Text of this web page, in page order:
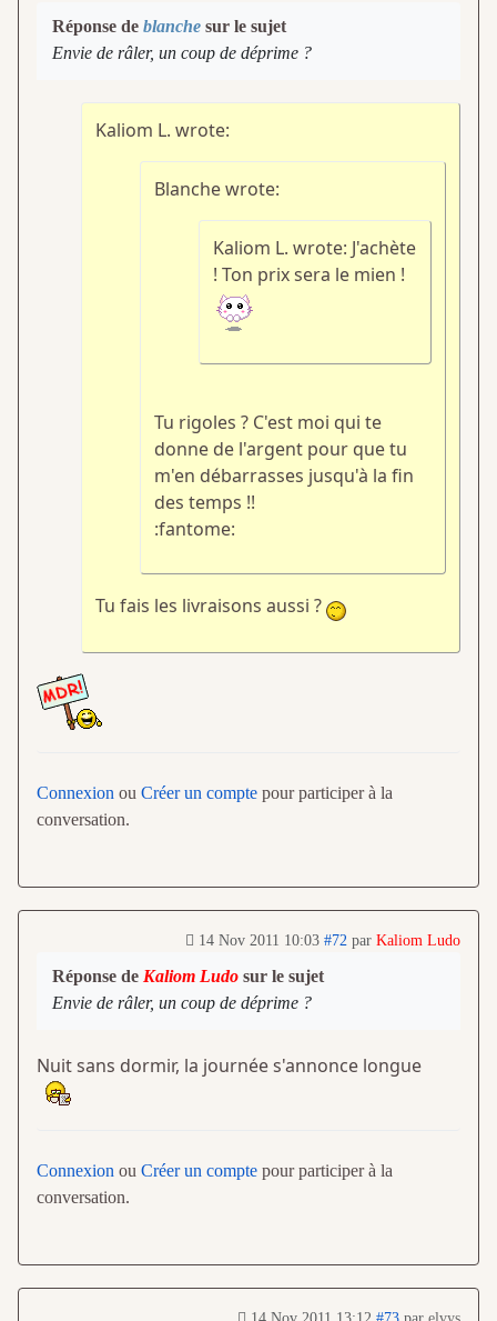
Réponse de blanche sur le sujet
Envie de râler, un coup de déprime ?
Kaliom L. wrote:
Blanche wrote:
Kaliom L. wrote: J'achète
! Ton prix sera le mien !
Tu rigoles ? C'est moi qui te
donne de l'argent pour que tu
m'en débarrasses jusqu'à la fin
des temps !!
:fantome:
Tu fais les livraisons aussi ?
Connexion ou Créer un compte pour participer à la
conversation.
14 Nov 2011 10:03 #72 par Kaliom Ludo
Réponse de Kaliom Ludo sur le sujet
Envie de râler, un coup de déprime ?
Nuit sans dormir, la journée s'annonce longue
Connexion ou Créer un compte pour participer à la
conversation.